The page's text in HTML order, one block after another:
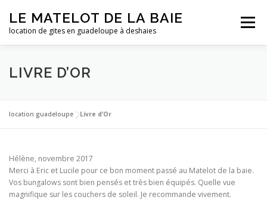
contenu
LE MATELOT DE LA BAIE
location de gites en guadeloupe à deshaies
Menu
ACCUEIL NOS LOCATIONS
LA GUADELOUPE TARIFS
LIVRE D’OR
location guadeloupe |Livre d’Or
Hélène, novembre 2017
Merci à Eric et Lucile pour ce bon moment passé au Matelot de la baie.
Vos bungalows sont bien pensés et très bien équipés. Quelle vue
magnifique sur les couchers de soleil. Je recommande vivement.